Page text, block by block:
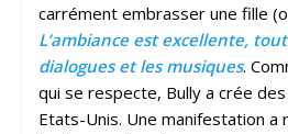
carrément embrasser une fille
L’ambiance est excellente,
dialogues et les musiques.
qui se respecte, Bully a crée
Etats-Unis. Une manifestation a